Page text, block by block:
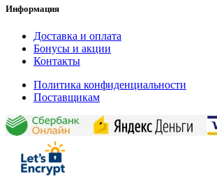
Информация
Доставка и оплата
Бонусы и акции
Контакты
Политика конфиденциальности
Поставщикам